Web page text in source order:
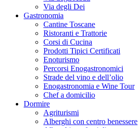
Via degli Dei
Gastronomia
Cantine Toscane
Ristoranti e Trattorie
Corsi di Cucina
Prodotti Tipici Certificati
Enoturismo
Percorsi Enogastronomici
Strade del vino e dell’olio
Enogastronomia e Wine Tour
Chef a domicilio
Dormire
Agriturismi
Alberghi con centro benessere